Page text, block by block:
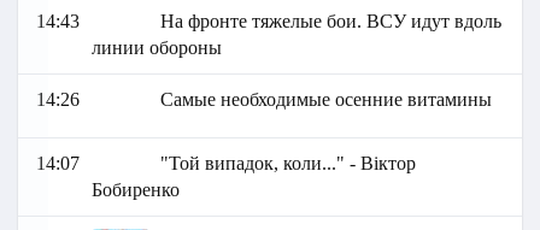
14:43
На фронте тяжелые бои. ВСУ идут вдоль
линии обороны
14:26 Самые необходимые осенние витамины
14:07
"Той випадок, коли..." - Віктор
Бобиренко